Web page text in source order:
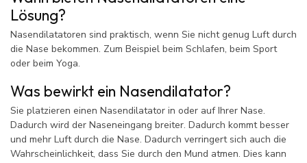
Lösung?
Nasendilatatoren sind praktisch, wenn Sie nicht genug Luft durch
die Nase bekommen. Zum Beispiel beim Schlafen, beim Sport
oder beim Yoga.
Was bewirkt ein Nasendilatator?
Sie platzieren einen Nasendilatator in oder auf Ihrer Nase.
Dadurch wird der Naseneingang breiter. Dadurch kommt besser
und mehr Luft durch die Nase. Dadurch verringert sich auch die
Wahrscheinlichkeit, dass Sie durch den Mund atmen. Dies kann